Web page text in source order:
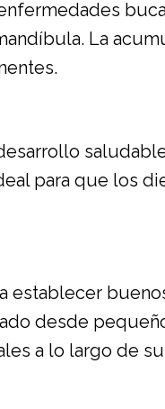
La
para que los
establecer
desde
a lo largo de